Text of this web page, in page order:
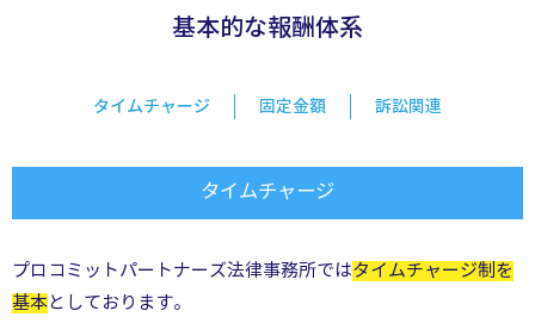
基本的な報酬体系
タイムチャージ 固定金額 訴訟関連
タイムチャージ
プロコミットパートナーズ法律事務所ではタイムチャージ制を
基本としております。